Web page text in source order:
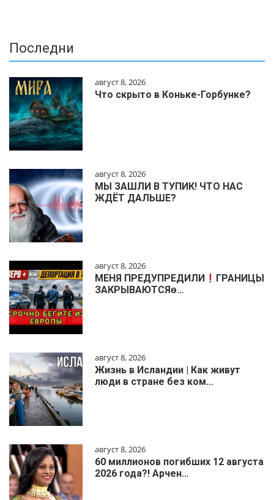
Последни
август 8, 2026
Что скрыто в Коньке-Горбунке?
август 8, 2026
МЫ ЗАШЛИ В ТУПИК! ЧТО НАС
ЖДЁТ ДАЛЬШЕ?
август 8, 2026
МЕНЯ ПРЕДУПРЕДИЛИ
ГРАНИЦЫ
ЗАКРЫВАЮТСЯɵ…
август 8, 2026
Жизнь в Исландии | Как живут
люди в стране без ком…
август 8, 2026
60 миллионов погибших 12 августа
2026 года?! Арчен…